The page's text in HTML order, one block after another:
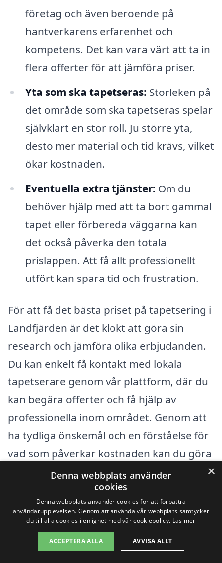
företag och även beroende på
hantverkarens erfarenhet och
kompetens. Det kan vara värt att ta in
flera offerter för att jämföra priser.
Yta som ska tapetseras: Storleken på
det område som ska tapetseras spelar
självklart en stor roll. Ju större yta,
desto mer material och tid krävs, vilket
ökar kostnaden.
Eventuella extra tjänster: Om du
behöver hjälp med att ta bort gammal
tapet eller förbereda väggarna kan
det också påverka den totala
prislappen. Att få allt professionellt
utfört kan spara tid och frustration.
För att få det bästa priset på tapetsering i
Landfjärden är det klokt att göra sin
research och jämföra olika erbjudanden.
Du kan enkelt få kontakt med lokala
tapetserare genom vår plattform, där du
kan begära offerter och få hjälp av
professionella inom området. Genom att
ha tydliga önskemål och en förståelse för
vad som påverkar kostnaden kan du göra
ett informerat val och se till att din
tapetsering blir både vacker och prisvärd.
Få 3 erbjudanden, gratis och utan
förpliktelser
×
Denna webbplats använder
cookies
Denna webbplats använder cookies för att förbättra
användarupplevelsen. Genom att använda vår webbplats samtycker
du till alla cookies i enlighet med vår cookiepolicy. Läs mer
ACCEPTERA ALLA AVVISA ALLT